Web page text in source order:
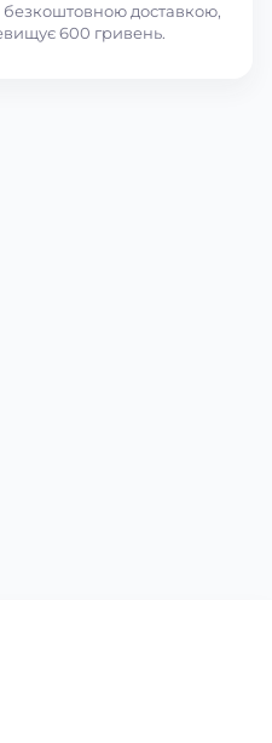
доставкою,
600 гривень.